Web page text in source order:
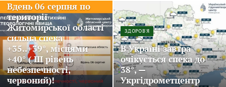
Вдень 06 серпня по
території
Житомирської області
сильна спека
+35..+39°, місцями
+40° ( III рівень
небезпечності,
червоний)!
ЗДОРОВ'Я
В Україні завтра
очікується спека до
38°, —
Укргідрометцентр